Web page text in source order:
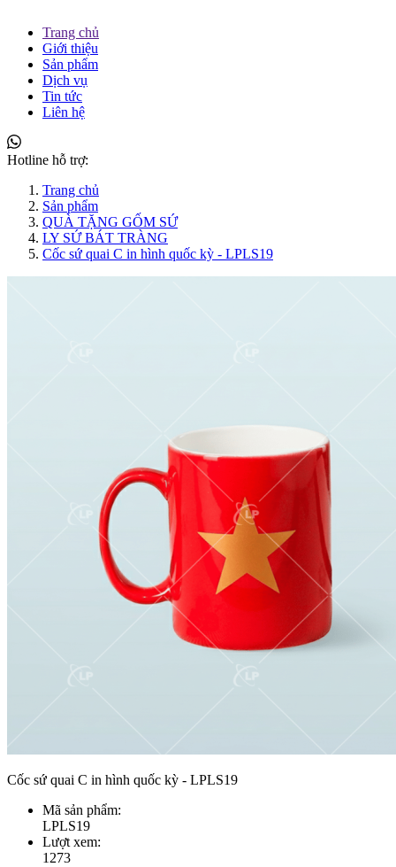
Trang chủ
Giới thiệu
Sản phẩm
Dịch vụ
Tin tức
Liên hệ
Hotline hỗ trợ:
Trang chủ
Sản phẩm
QUÀ TẶNG GỐM SỨ
LY SỨ BÁT TRÀNG
Cốc sứ quai C in hình quốc kỳ - LPLS19
Cốc sứ quai C in hình quốc kỳ - LPLS19
Mã sản phẩm:
LPLS19
Lượt xem:
1273